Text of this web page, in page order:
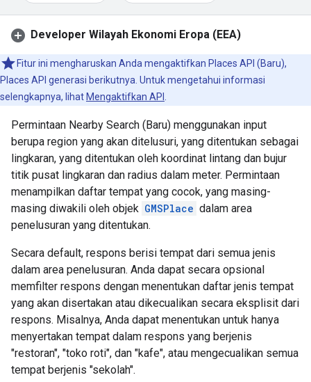
Developer Wilayah Ekonomi Eropa (EEA)
Fitur ini mengharuskan Anda mengaktifkan Places API (Baru),
Places API generasi berikutnya. Untuk mengetahui informasi
selengkapnya, lihat Mengaktifkan API
Permintaan Nearby Search (Baru) menggunakan input
berupa region yang akan ditelusuri, yang ditentukan sebagai
lingkaran, yang ditentukan oleh koordinat lintang dan bujur
titik pusat lingkaran dan radius dalam meter. Permintaan
menampilkan daftar tempat yang cocok, yang masing-
masing diwakili oleh objek GMSPlace dalam area
penelusuran yang ditentukan.
Secara default, respons berisi tempat dari semua jenis
dalam area penelusuran. Anda dapat secara opsional
memfilter respons dengan menentukan daftar jenis tempat
yang akan disertakan atau dikecualikan secara eksplisit dari
respons. Misalnya, Anda dapat menentukan untuk hanya
menyertakan tempat dalam respons yang berjenis
"restoran", "toko roti", dan "kafe", atau mengecualikan semua
tempat berjenis "sekolah".